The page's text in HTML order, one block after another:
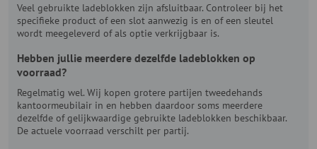
Veel gebruikte ladeblokken zijn afsluitbaar. Controleer bij het
specifieke product of een slot aanwezig is en of een sleutel
wordt meegeleverd of als optie verkrijgbaar is.
Hebben jullie meerdere dezelfde ladeblokken op
voorraad?
Regelmatig wel. Wij kopen grotere partijen tweedehands
kantoormeubilair in en hebben daardoor soms meerdere
dezelfde of gelijkwaardige gebruikte ladeblokken beschikbaar.
De actuele voorraad verschilt per partij.